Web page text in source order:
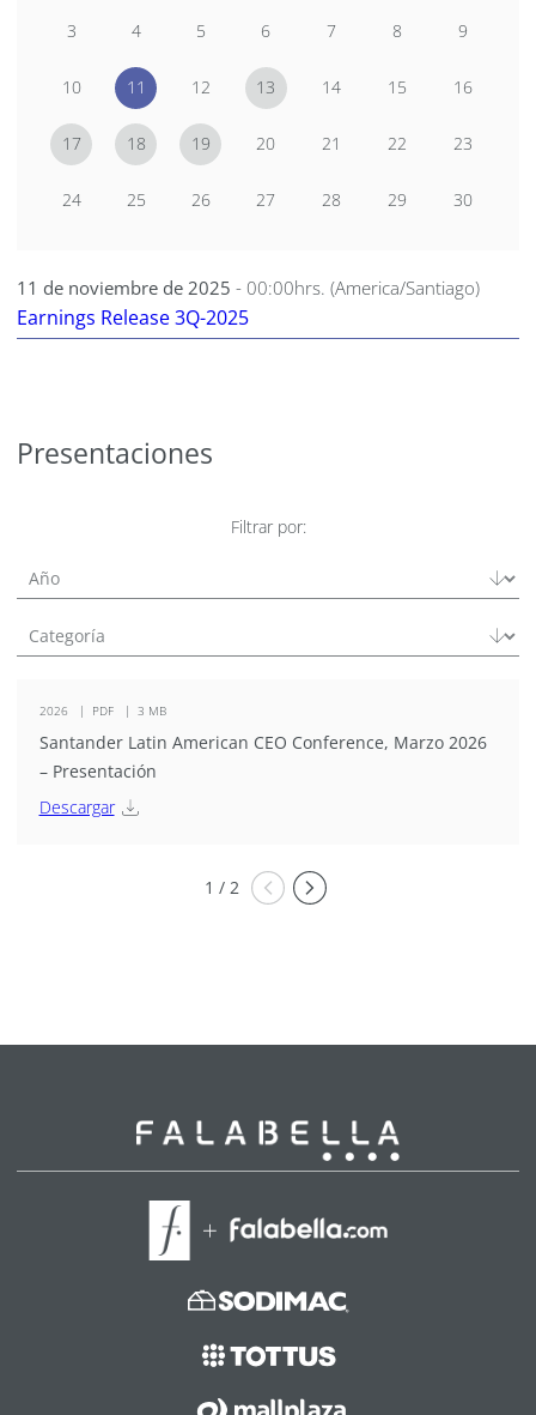
3 4 5 6 7 8 9
10 11 12 13 14 15 16
17 18 19 20 21 22 23
24 25 26 27 28 29 30
11 de noviembre de 2025 - 00:00hrs. (America/Santiago)
Earnings Release 3Q-2025
Presentaciones
Filtrar por:
2026 PDF 3 MB
Santander Latin American CEO Conference, Marzo 2026
– Presentación
Descargar
1 / 2